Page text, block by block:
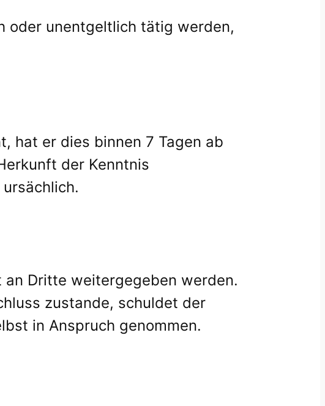
oder unentgeltlich tätig werden,
hat er dies binnen 7 Tagen ab
der Kenntnis
Dritte weitergegeben werden.
zustande, schuldet der
in Anspruch genommen.